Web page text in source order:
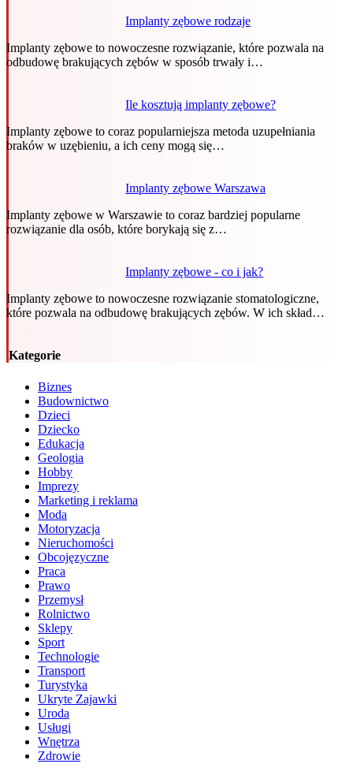
Implanty zębowe rodzaje
Implanty zębowe to nowoczesne rozwiązanie, które pozwala na
odbudowę brakujących zębów w sposób trwały i…
Ile kosztują implanty zębowe?
Implanty zębowe to coraz popularniejsza metoda uzupełniania
braków w uzębieniu, a ich ceny mogą się…
Implanty zębowe Warszawa
Implanty zębowe w Warszawie to coraz bardziej popularne
rozwiązanie dla osób, które borykają się z…
Implanty zębowe - co i jak?
Implanty zębowe to nowoczesne rozwiązanie stomatologiczne,
które pozwala na odbudowę brakujących zębów. W ich skład…
Kategorie
Biznes
Budownictwo
Dzieci
Dziecko
Edukacja
Geologia
Hobby
Imprezy
Marketing i reklama
Moda
Motoryzacja
Nieruchomości
Obcojęzyczne
Praca
Prawo
Przemysł
Rolnictwo
Sklepy
Sport
Technologie
Transport
Turystyka
Ukryte Zajawki
Uroda
Usługi
Wnętrza
Zdrowie